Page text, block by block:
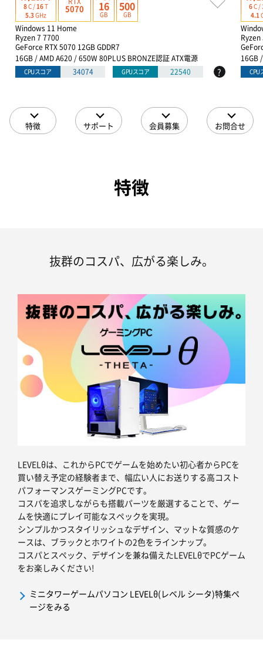
8C /16T
5.3GHz
5070 16
GB
500
GB
Windows 11 Home
Ryzen 7 7700
GeForce RTX 5070 12GB GDDR7
16GB / AMD A620 / 650W 80PLUS BRONZE認証 ATX電源
CPUスコア 34074 GPUスコア 22540 ?
6C /
4.1
16GB
CPU
特徴 サポート 会員募集 お問合せ
特徴
抜群のコスパ、広がる楽しみ。
LEVELθは、これからPCでゲームを始めたい初心者からPCを
買い替え予定の経験者まで、幅広い人にお送りする高コスト
パフォーマンスゲーミングPCです。
コスパを追求しながらも搭載パーツを厳選することで、ゲー
ムを快適にプレイ可能なスペックを実現。
シンプルかつスタイリッシュなデザイン、マットな質感のケ
ースは、ブラックとホワイトの2色をラインナップ。
コスパとスペック、デザインを兼ね備えたLEVELθでPCゲーム
をお楽しみください!
ミニタワーゲームパソコン LEVELθ(レベル シータ)特集ペ
ージをみる